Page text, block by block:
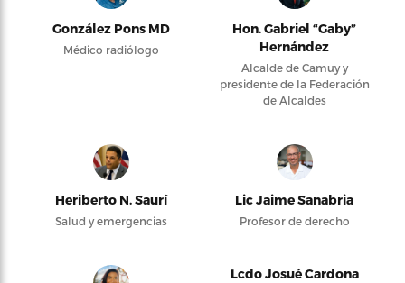
González Pons MD
Médico radiólogo
Hon. Gabriel “Gaby”
Hernández
Alcalde de Camuy y
presidente de la Federación
de Alcaldes
Heriberto N. Saurí
Salud y emergencias
Lic Jaime Sanabria
Profesor de derecho
Lcdo Josué Cardona